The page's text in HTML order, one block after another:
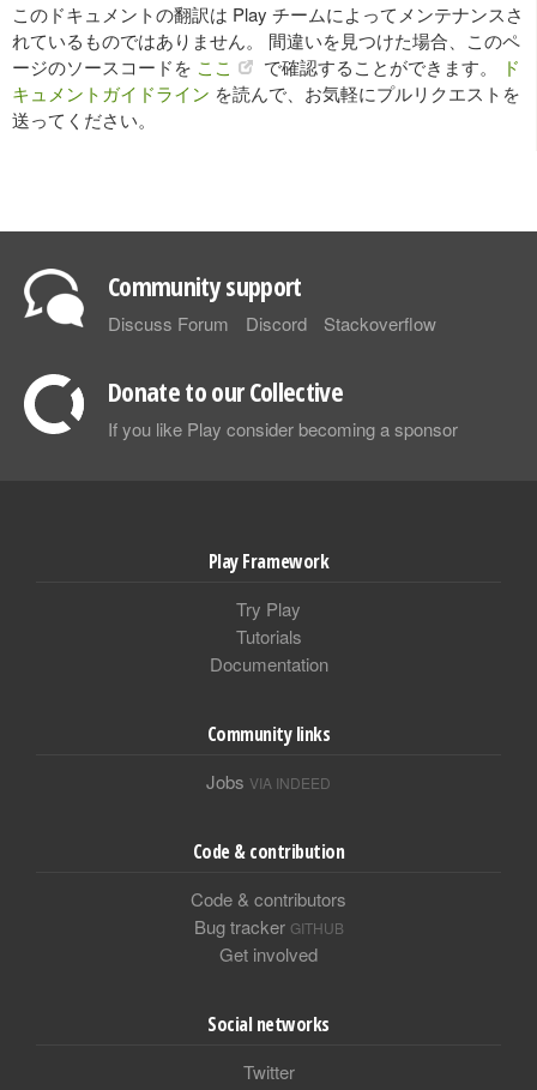
このドキュメントの翻訳は Play チームによってメンテナンスさ
れているものではありません。 間違いを見つけた場合、このペ
ージのソースコードを ここ で確認することができます。
ド
キュメントガイドライン を読んで、お気軽にプルリクエストを
送ってください。
Community support
Discuss Forum Discord Stackoverflow
Donate to our Collective
If you like Play consider becoming a sponsor
Play Framework
Try Play
Tutorials
Documentation
Community links
Jobs VIA INDEED
Code & contribution
Code & contributors
Bug tracker GITHUB
Get involved
Social networks
Twitter